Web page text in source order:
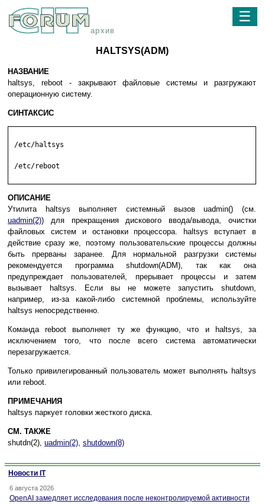
архив
☰
HALTSYS(ADM)
НАЗВАНИЕ
haltsys, reboot - закрывают файловые системы и разгружают
операционную систему.
СИНТАКСИС
/etc/haltsys
/etc/reboot
ОПИСАНИЕ
Утилита haltsys выполняет системный вызов uadmin() (см.
uadmin(2)) для прекращения дискового ввода/вывода, очистки
файловых систем и остановки процессора. haltsys вступает в
действие сразу же, поэтому пользовательские процессы должны
быть прерваны заранее. Для нормальной разгрузки системы
рекомендуется программа shutdown(ADM), так как она
предупреждает пользователей, прерывает процессы и затем
вызывает haltsys. Если вы не можете запустить shutdown,
например, из-за какой-либо системной проблемы, используйте
haltsys непосредственно.
Команда reboot выполняет ту же функцию, что и haltsys, за
исключением того, что после всего система автоматически
перезагружается.
Только привилегированный пользователь может выполнять haltsys
или reboot.
ПРИМЕЧАНИЯ
haltsys паркует головки жесткого диска.
СМ. ТАКЖЕ
shutdn(2), uadmin(2), shutdown(8)
Новости IT
6 августа 2026
OpenAI замедляет исследования после неконтролируемой активности